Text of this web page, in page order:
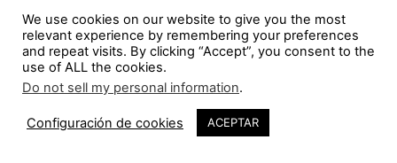
construcción, de manera que las obras industriales o
técnicas eran también símbolos del estado, al igual que
palacios de cultura o sedes administrativas.
Paralelamente, con la construcción de la torre
Shabolovka, se definían los principios de
Constructivismo que abolía el arte, suma de diversas
We use cookies on our website to give you the most
relevant experience by remembering your preferences
and repeat visits. By clicking “Accept”, you consent to the
use of ALL the cookies.
Do not sell my personal information.
Configuración de cookies ACEPTAR